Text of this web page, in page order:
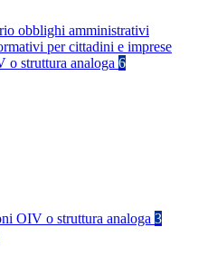
obblighi amministrativi
per cittadini e imprese
o struttura analoga 6
OIV o struttura analoga 3